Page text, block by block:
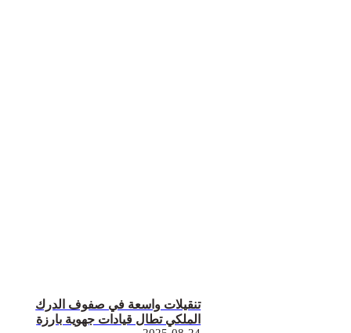
تنقيلات واسعة في صفوف الدرك
الملكي تطال قيادات جهوية بارزة